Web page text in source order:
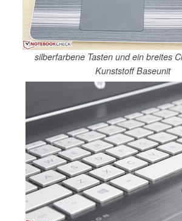
silberfarbene Tasten und ein breites
Kunststoff Baseunit